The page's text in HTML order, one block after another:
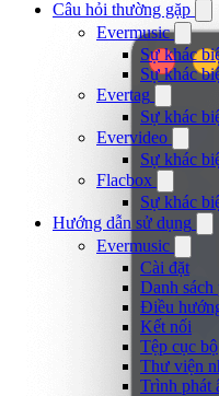
Câu hỏi thường gặp
Evermusic
Sự khác
Sự khác
Evertag
Sự khác
Evervideo
Sự khác
Flacbox
Sự khác
Hướng dẫn sử dụng
Evermusic
Cài đặt
Danh sách
Điều
Kết nối
Tệp cục bộ
Thư viện
Trình phát